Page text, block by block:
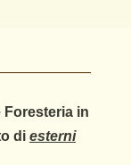
Foresteria in
di esterni